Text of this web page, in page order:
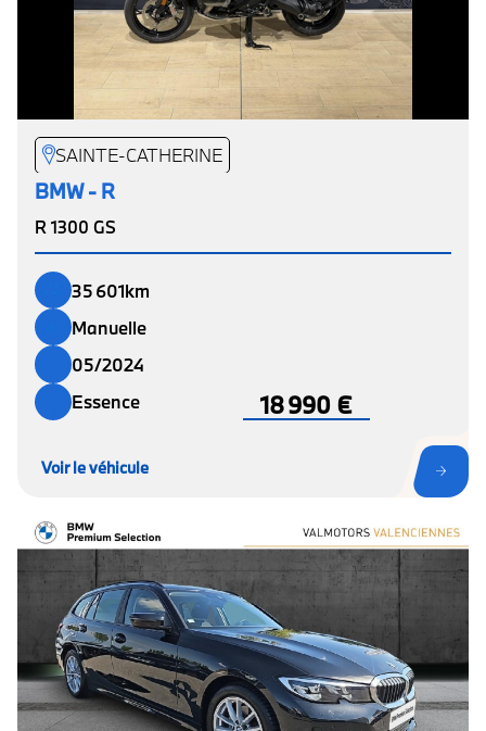
SAINTE-CATHERINE
BMW - R
R 1300 GS
35 601km
Manuelle
05/2024
Essence
18 990 €
Voir le véhicule